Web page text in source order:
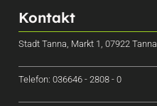
Kontakt
Stadt Tanna, Markt 1, 07922 Tanna
Telefon: 036646 - 2808 - 0